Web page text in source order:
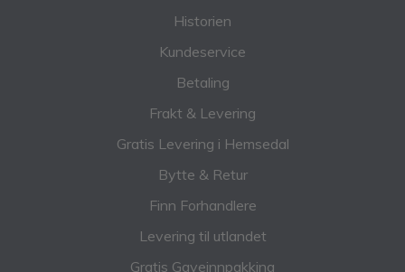
Historien
Kundeservice
Betaling
Frakt & Levering
Gratis Levering i Hemsedal
Bytte & Retur
Finn Forhandlere
Levering til utlandet
Gratis Gaveinnpakking